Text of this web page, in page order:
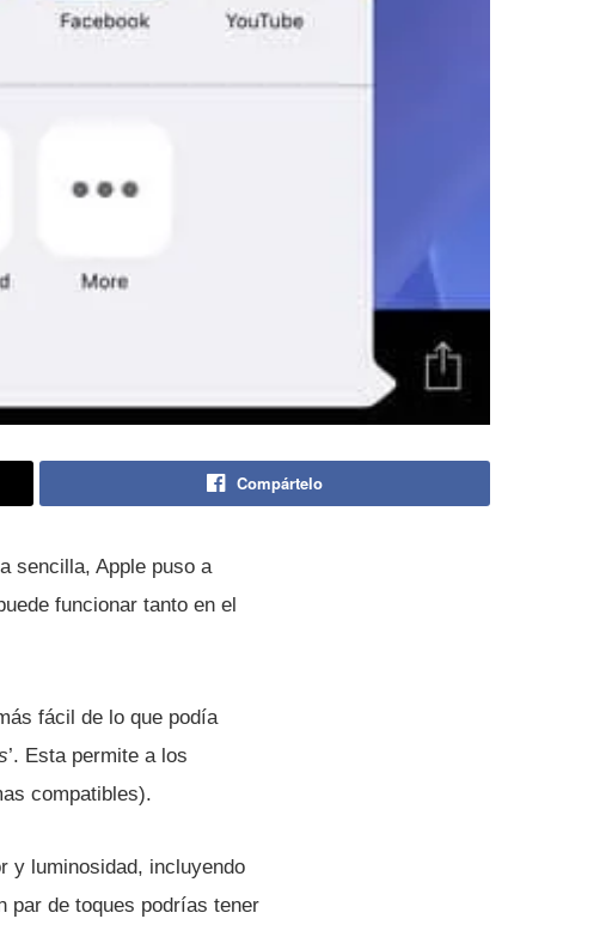
Compártelo
sencilla, Apple puso a
funcionar tanto en el
fácil de lo que podí­a
’. Esta permite a los
compatibles).
y luminosidad, incluyendo
par de toques podrí­as tener